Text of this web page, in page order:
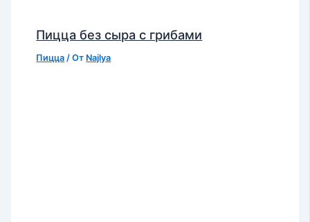
Пицца без сыра с грибами
Пицца / От Najlya